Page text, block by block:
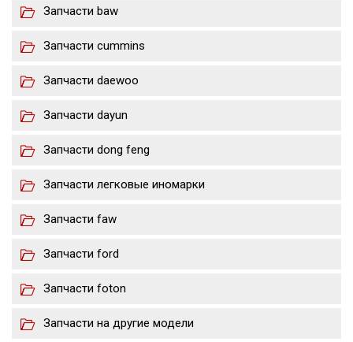
Запчасти baw
Запчасти cummins
Запчасти daewoo
Запчасти dayun
Запчасти dong feng
Запчасти легковые иномарки
Запчасти faw
Запчасти ford
Запчасти foton
Запчасти на другие модели